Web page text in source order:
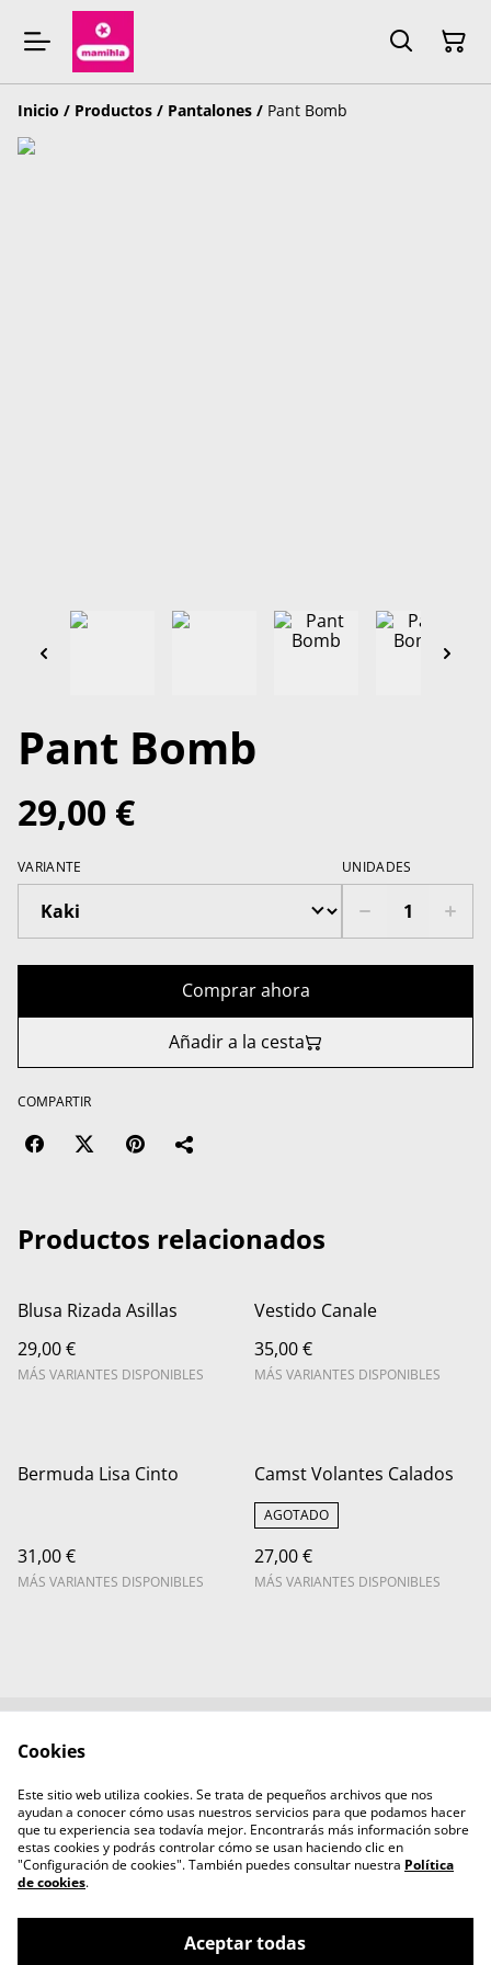
Inicio / Productos / Pantalones / Pant Bomb
Pant Bomb
29,00 €
VARIANTE UNIDADES
Comprar ahora
Añadir a la cesta
COMPARTIR
Productos relacionados
Blusa Rizada Asillas
29,00 €
MÁS VARIANTES DISPONIBLES
Vestido Canale
35,00 €
MÁS VARIANTES DISPONIBLES
Bermuda Lisa Cinto
31,00 €
MÁS VARIANTES DISPONIBLES
Camst Volantes Calados
AGOTADO
27,00 €
MÁS VARIANTES DISPONIBLES
Política de Privacidad
Política de cookies
Aviso legal
Cookies
Este sitio web utiliza cookies. Se trata de pequeños archivos que nos
ayudan a conocer cómo usas nuestros servicios para que podamos hacer
que tu experiencia sea todavía mejor. Encontrarás más información sobre
estas cookies y podrás controlar cómo se usan haciendo clic en
"Configuración de cookies". También puedes consultar nuestra Política
de cookies.
Aceptar todas